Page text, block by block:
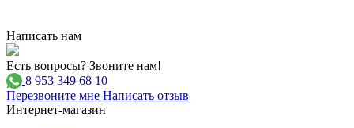
Написать нам
Есть вопросы? Звоните нам!
8 953 349 68 10
Перезвоните мне Написать отзыв
Интернет-магазин